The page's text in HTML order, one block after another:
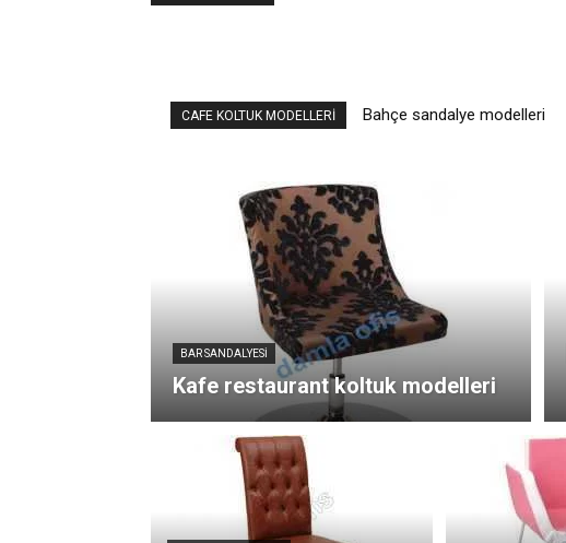
CAFE KOLTUK MODELLERI Bahçe sandalye modelleri
BAR SANDALYESI
Kafe restaurant koltuk modelleri